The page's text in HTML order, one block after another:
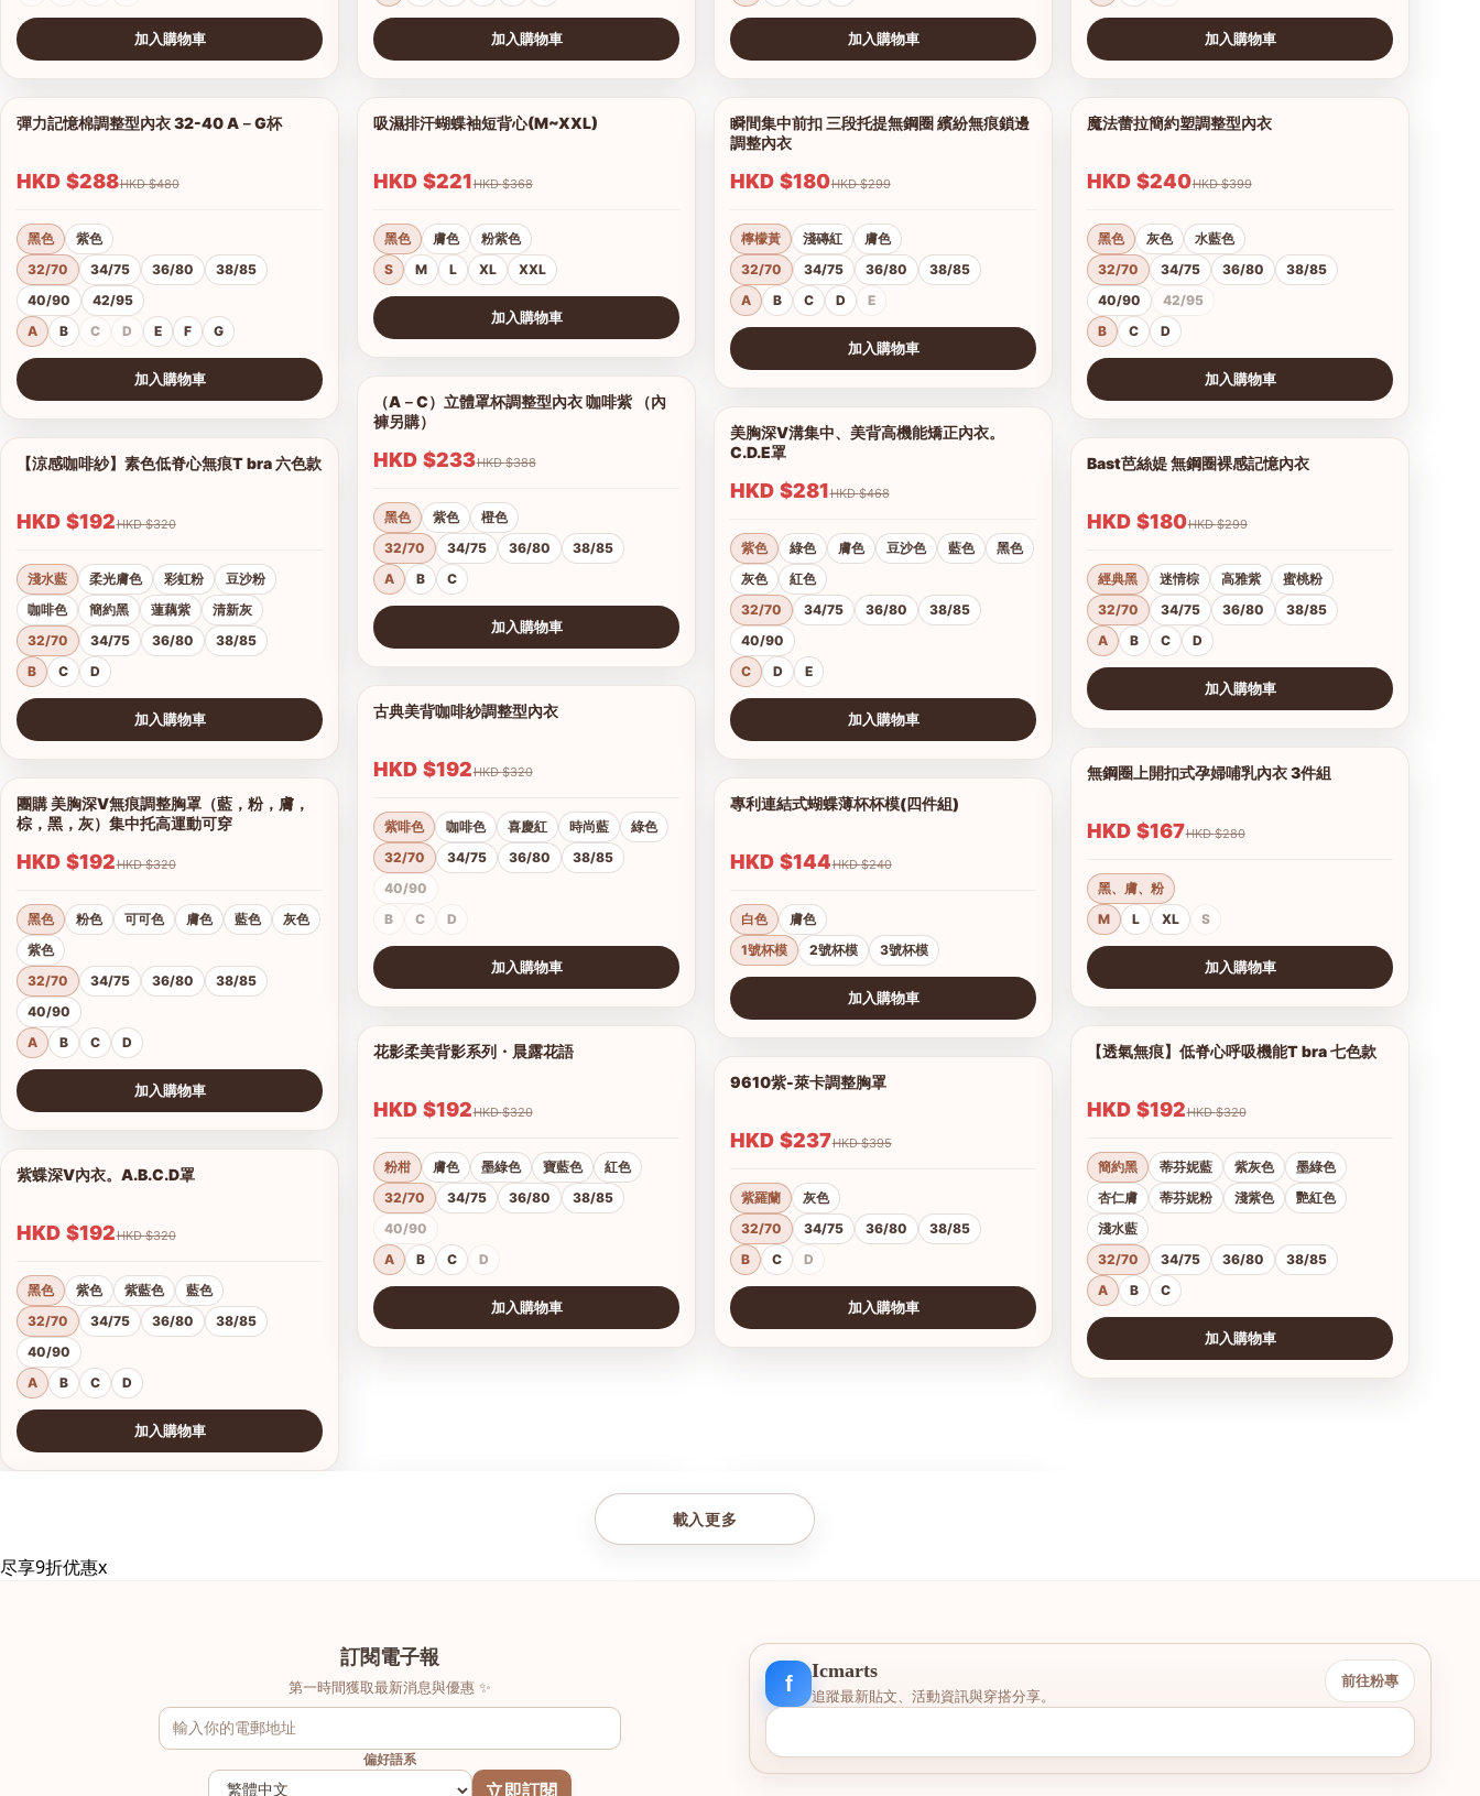
加入購物車
彈力記憶棉調整型內衣 32-40 A－G杯
HKD $288 HKD $480
黑色
紫色
32/70
34/75 36/80
38/85
40/90
42/95
A
B C D E F G
加入購物車
1/18
【涼感咖啡紗】素色低脊心無痕T bra 六色款
HKD $192 HKD $320
淺水藍 柔光膚色 彩虹粉
豆沙粉
咖啡色
簡約黑 蓮藕紫
清新灰
32/70
34/75 36/80
38/85
B
C D
加入購物車
1/17
團購 美胸深V無痕調整胸罩（藍，粉，膚，
棕，黑，灰）集中托高運動可穿
HKD $192 HKD $320
黑色 粉色 可可色 膚色 藍色
灰色
紫色
32/70
34/75 36/80
38/85
40/90
A
B C D
加入購物車
紫蝶深V內衣。A.B.C.D罩
HKD $192 HKD $320
黑色 紫色 紫藍色
藍色
32/70
34/75 36/80
38/85
40/90
A
B C D
加入購物車
加入購物車
吸濕排汗蝴蝶袖短背心(M~XXL)
HKD $221 HKD $368
黑色 膚色
粉紫色
S
M L XL XXL
加入購物車
1/5
（A－C）立體罩杯調整型內衣 咖啡紫 （內
褲另購）
HKD $233 HKD $388
黑色 紫色
橙色
32/70
34/75 36/80
38/85
A
B C
加入購物車
古典美背咖啡紗調整型內衣
HKD $192 HKD $320
紫啡色 咖啡色 喜慶紅 時尚藍
綠色
32/70
34/75 36/80
38/85
40/90
B
C D
加入購物車
花影柔美背影系列・晨露花語
HKD $192 HKD $320
粉柑 膚色 墨綠色 寶藍色
紅色
32/70
34/75 36/80
38/85
40/90
A
B C D
加入購物車
加入購物車
1/9
瞬間集中前扣 三段托提無鋼圈 繽紛無痕鎖邊
調整內衣
HKD $180 HKD $299
檸檬黃 淺磚紅
膚色
32/70
34/75 36/80
38/85
A
B C D E
加入購物車
美胸深V溝集中、美背高機能矯正內衣。
C.D.E罩
HKD $281 HKD $468
紫色 綠色 膚色 豆沙色 藍色
黑色
灰色
紅色
32/70
34/75 36/80
38/85
40/90
C
D E
加入購物車
專利連結式蝴蝶薄杯杯模(四件組)
HKD $144 HKD $240
白色
膚色
1號杯模
2號杯模 3號杯模
加入購物車
9610紫-萊卡調整胸罩
HKD $237 HKD $395
紫羅蘭
灰色
32/70
34/75 36/80
38/85
B
C D
加入購物車
加入購物車
魔法蕾拉簡約塑調整型內衣
HKD $240 HKD $399
黑色 灰色
水藍色
32/70
34/75 36/80
38/85
40/90
42/95
B
C D
加入購物車
Bast芭絲媞 無鋼圈裸感記憶內衣
HKD $180 HKD $299
經典黑 迷情棕 高雅紫
蜜桃粉
32/70
34/75 36/80
38/85
A
B C D
加入購物車
無鋼圈上開扣式孕婦哺乳內衣 3件組
HKD $167 HKD $280
黑、膚、粉
M
L XL S
加入購物車
1/28
【透氣無痕】低脊心呼吸機能T bra 七色款
HKD $192 HKD $320
簡約黑 蒂芬妮藍 紫灰色
墨綠色
杏仁膚
蒂芬妮粉 淺紫色
艷紅色
淺水藍
32/70
34/75 36/80
38/85
A
B C
加入購物車
載入更多
尽享9折优惠x
訂閱電子報
第一時間獲取最新消息與優惠 ✨
偏好語系
立即訂閱
f
Icmarts
追蹤最新貼文、活動資訊與穿搭分享。
前往粉專